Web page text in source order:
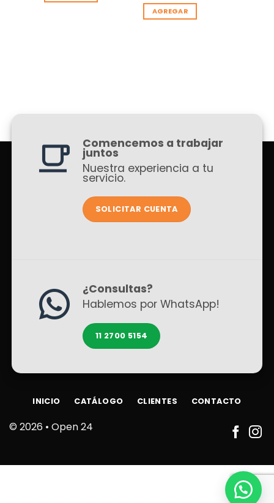
AGREGAR
Comencemos a trabajar
juntos
Nuestra experiencia a tu
servicio.
SOLICITAR CUENTA
¿Consultas?
Hablemos por WhatsApp!
11 2700 5154
© 2026 • Open 24
INICIO CATÁLOGO CLIENTES CONTACTO